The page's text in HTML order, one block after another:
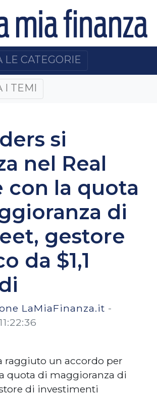
LE CATEGORIE
I TEMI
si
nel Real
con la quota
di
gestore
da $1,1
LaMiaFinanza.it -
raggiuto un accordo per
quota di maggioranza di
di investimenti